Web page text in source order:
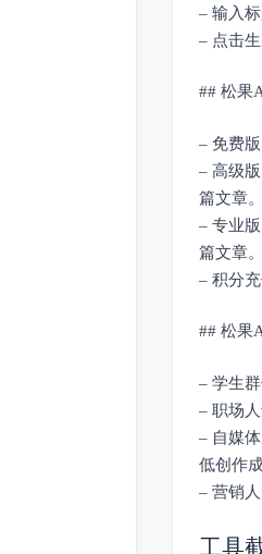
– 输入
– 点击
## 松果
– 免费
– 高级
篇文章。
– 专业
篇文章。
– 积分
## 松果
– 学生
– 职场
– 自媒
低创作成
– 营销
工具